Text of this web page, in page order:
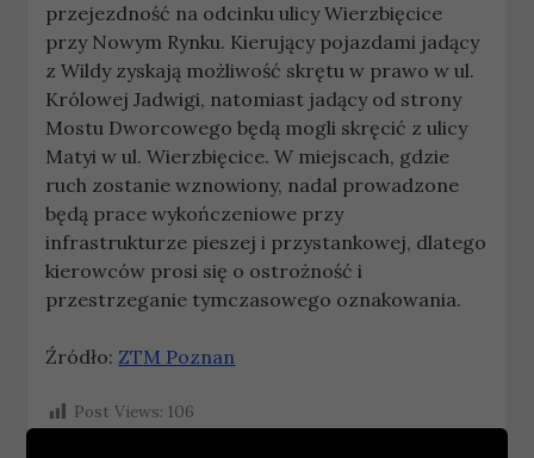
przejezdność na odcinku ulicy Wierzbięcice
przy Nowym Rynku. Kierujący pojazdami jadący
z Wildy zyskają możliwość skrętu w prawo w ul.
Królowej Jadwigi, natomiast jadący od strony
Mostu Dworcowego będą mogli skręcić z ulicy
Matyi w ul. Wierzbięcice. W miejscach, gdzie
ruch zostanie wznowiony, nadal prowadzone
będą prace wykończeniowe przy
infrastrukturze pieszej i przystankowej, dlatego
kierowców prosi się o ostrożność i
przestrzeganie tymczasowego oznakowania.
Źródło: ZTM Poznan
Post Views: 106